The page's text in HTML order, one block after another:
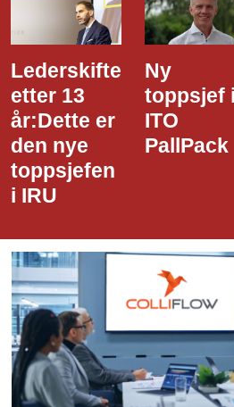
Ny
toppsjef i
ITO
PallPack
Hege
Lindberg
til
Customs